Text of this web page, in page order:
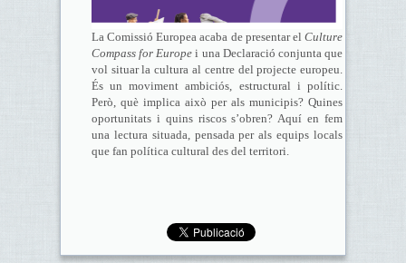
La Comissió Europea acaba de presentar elCulture
Compass for Europe i una Declaració conjunta que
vol situar la cultura al centre del projecte europeu.
És un moviment ambiciós, estructural i polític.
Però, què implica això per als municipis? Quines
oportunitats i quins riscos s’obren? Aquí en fem
una lectura situada, pensada per als equips locals
que fan política cultural des del territori.